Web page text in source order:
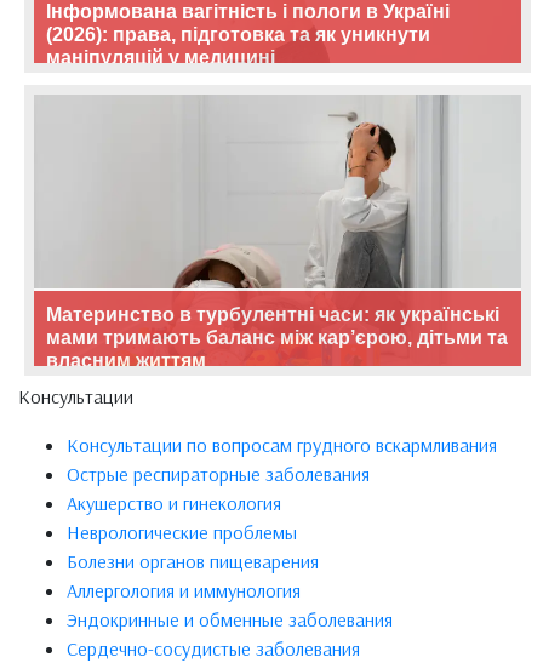
Інформована вагітність і пологи в Україні
(2026): права, підготовка та як уникнути
маніпуляцій у медицині
Материнство в турбулентні часи: як українські
мами тримають баланс між кар’єрою, дітьми та
власним життям
Консультации
Консультации по вопросам грудного вскармливания
Острые респираторные заболевания
Акушерство и гинекология
Неврологические проблемы
Болезни органов пищеварения
Аллергология и иммунология
Эндокринные и обменные заболевания
Сердечно-сосудистые заболевания